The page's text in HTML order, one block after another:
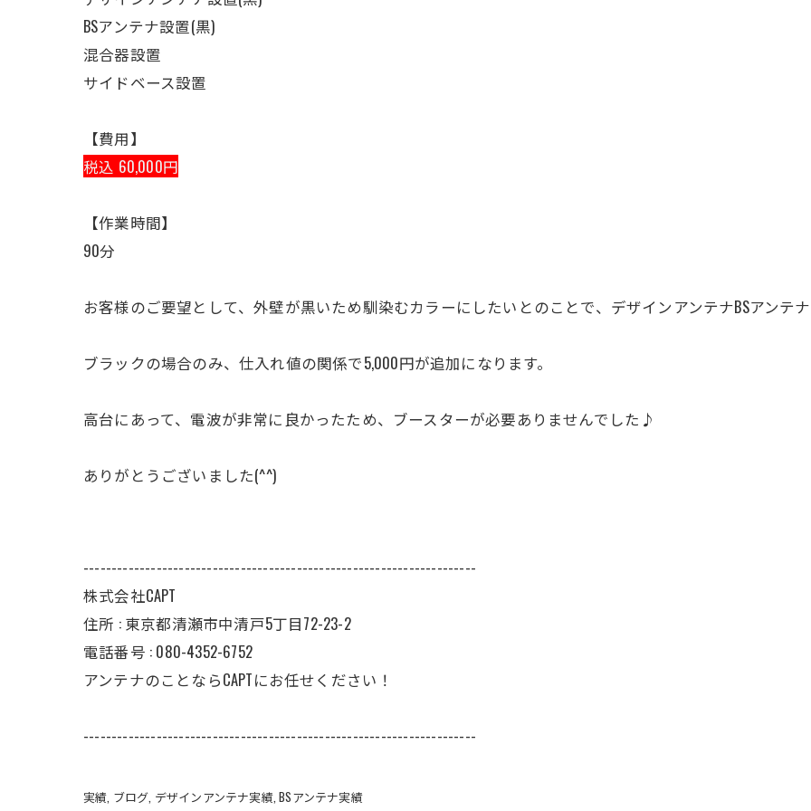
BSアンテナ設置(黒)
混合器設置
サイドベース設置
【費用】
税込 60,000円
【作業時間】
90分
お客様のご要望として、外壁が黒いため馴染むカラーにしたいとのことで、デザインアンテナBSアンテ
ブラックの場合のみ、仕入れ値の関係で5,000円が追加になります。
高台にあって、電波が非常に良かったため、ブースターが必要ありませんでした♪
ありがとうございました(^^)
----------------------------------------------------------------------
株式会社CAPT
住所 : 東京都清瀬市中清戸5丁目72-23-2
電話番号 : 080-4352-6752
アンテナのことならCAPTにお任せください！
----------------------------------------------------------------------
実績 ブログ デザインアンテナ実績 BSアンテナ実績